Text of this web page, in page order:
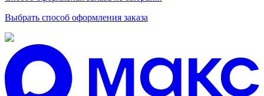
Выбрать способ оформления заказа